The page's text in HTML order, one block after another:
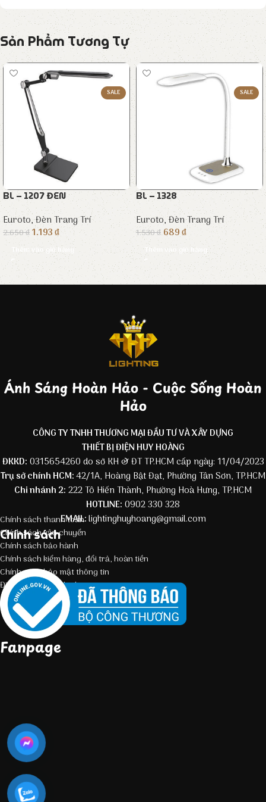
Sản Phẩm Tương Tự
SALE
BL – 1207 ĐEN
Euroto,Đèn Trang Trí
2.650₫1.193₫
Thêm vào giỏ hàng
SALE
BL – 1328
Euroto,Đèn Trang Trí
1.530₫ 689₫
Thêm vào giỏ hàng
Ánh Sáng Hoàn Hảo - Cuộc Sống Hoàn
Hảo
CÔNG TY TNHH THƯƠNG MẠI ĐẦU TƯ VÀ XÂY DỰNG
THIẾT BỊ ĐIỆN HUY HOÀNG
ĐKKD: 0315654260 do sở KH & ĐT TP.HCM cấp ngày: 11/04/2023
Trụ sở chính HCM:42/1A, Hoàng Bật Đạt, Phường Tân Sơn, TP.HCM
Chi nhánh 2: 222 Tô Hiến Thành, Phường Hoà Hưng, TP.HCM
HOTLINE: 0902 330 328
EMAIL:lightinghuyhoang@gmail.com
Chính sách
Chính sách thanh toán
Chính sách vận chuyển
Chính sách bảo hành
Chính sách kiểm hàng, đổi trả, hoàn tiền
Chính sách bảo mật thông tin
Điều kiện giao dịch chung
Fanpage